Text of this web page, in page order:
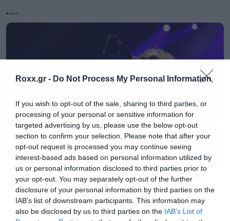
Roxx.gr - Do Not Process My Personal Information
If you wish to opt-out of the sale, sharing to third parties, or
processing of your personal or sensitive information for
targeted advertising by us, please use the below opt-out
section to confirm your selection. Please note that after your
opt-out request is processed you may continue seeing
interest-based ads based on personal information utilized by
us or personal information disclosed to third parties prior to
your opt-out. You may separately opt-out of the further
disclosure of your personal information by third parties on the
IAB’s list of downstream participants. This information may
also be disclosed by us to third parties on the IAB’s List of
Η προπώληση των εισιτηρίων γίνεται στα
, Public, SevenSpots, Ιανός.
MUSIC
Music
Ο Glenn Hughes αποσύρθηκε
από τις ζωντανές εμφανίσεις